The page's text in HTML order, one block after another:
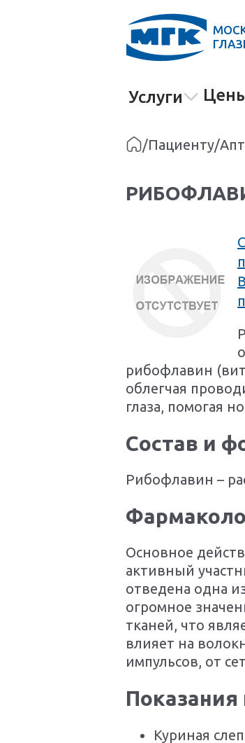
Услуги
/Пациенту/
рибофлавин
облегчая
глаза, помогая
Состав и
Рибофлавин –
Основное
активный
отведена одна
огромное
тканей, что
влияет на
импульсов, от
Куриная